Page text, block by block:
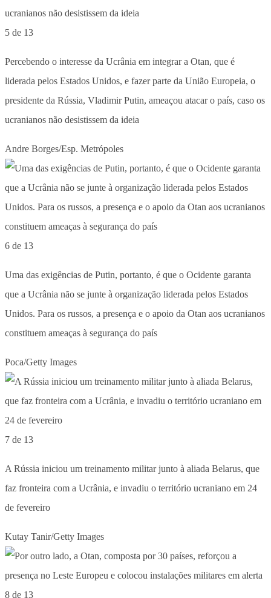
5 de 13
Percebendo o interesse da Ucrânia em integrar a Otan, que é
liderada pelos Estados Unidos, e fazer parte da União Europeia, o
presidente da Rússia, Vladimir Putin, ameaçou atacar o país, caso os
ucranianos não desistissem da ideia
Andre Borges/Esp. Metrópoles
6 de 13
Uma das exigências de Putin, portanto, é que o Ocidente garanta
que a Ucrânia não se junte à organização liderada pelos Estados
Unidos. Para os russos, a presença e o apoio da Otan aos ucranianos
constituem ameaças à segurança do país
Poca/Getty Images
7 de 13
A Rússia iniciou um treinamento militar junto à aliada Belarus, que
faz fronteira com a Ucrânia, e invadiu o território ucraniano em 24
de fevereiro
Kutay Tanir/Getty Images
8 de 13